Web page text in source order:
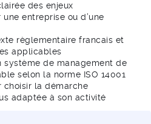
des enjeux
entreprise ou d’une
règlementaire francais et
applicables
de management de
selon la norme ISO 14001
choisir la démarche
adaptée à son activité
environnementales